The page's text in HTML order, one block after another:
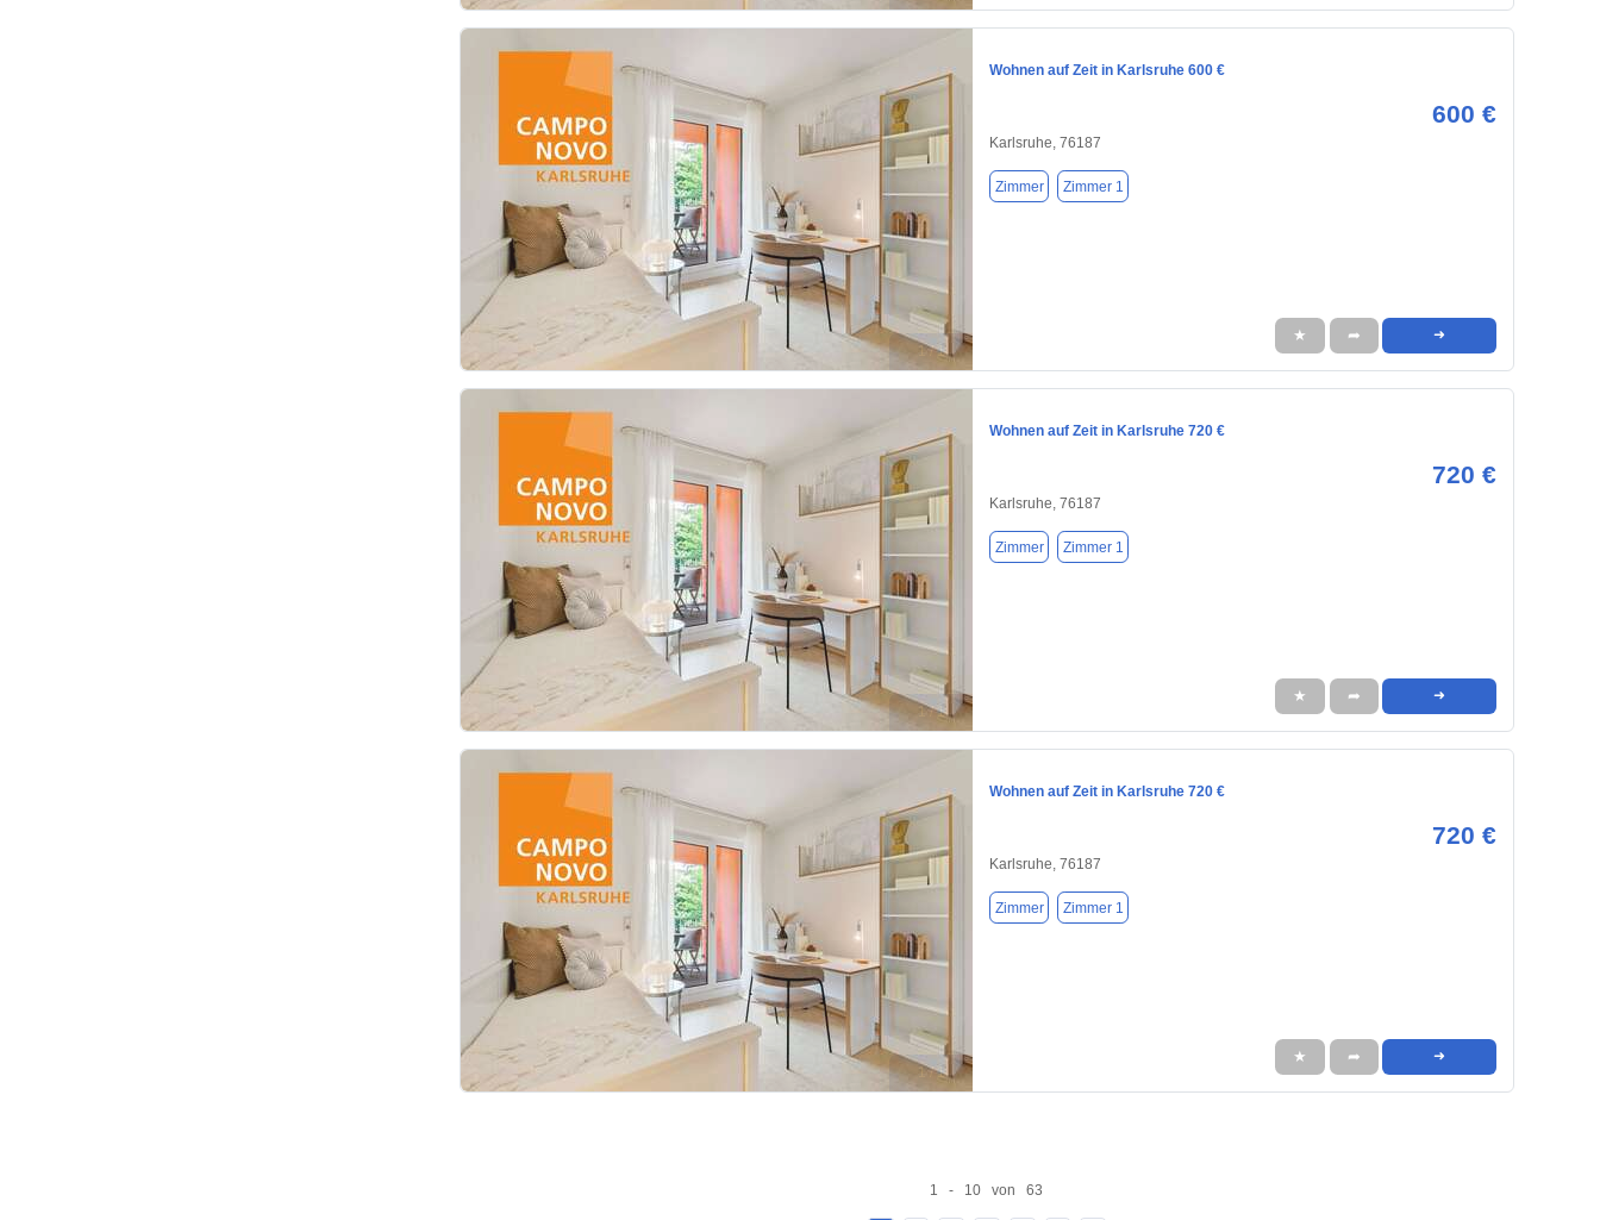
1 / 1
Wohnen auf Zeit in Karlsruhe 600 €
600 €
Karlsruhe, 76187
Zimmer Zimmer 1
★ ➦ ➜
1 / 1
Wohnen auf Zeit in Karlsruhe 720 €
720 €
Karlsruhe, 76187
Zimmer Zimmer 1
★ ➦ ➜
1 / 1
Wohnen auf Zeit in Karlsruhe 720 €
720 €
Karlsruhe, 76187
Zimmer Zimmer 1
★ ➦ ➜
1 - 10 von 63